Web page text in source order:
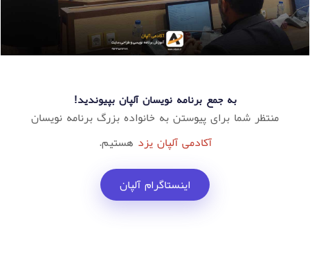
به جمع برنامه نویسان آلپان بپیوندید!
منتظر شما برای پیوستن به خانواده بزرگ برنامه نویسان
آکادمی آلپان یزد هستیم.
اینستاگرام آلپان